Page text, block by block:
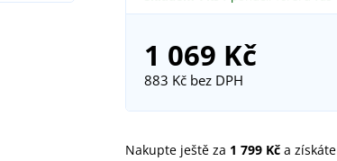
1 069 Kč
883 Kčbez DPH
Nakupte ještě za 1 799 Kč a získáte